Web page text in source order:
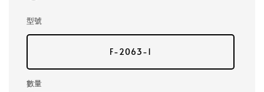
型號
F-2063-1
數量